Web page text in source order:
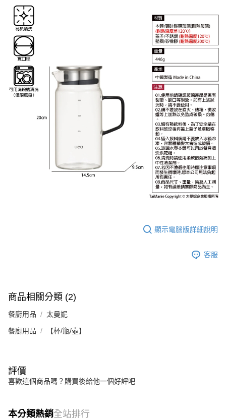
顯示電腦版詳細說明
客服
商品相關分類 (2)
餐廚用品 太曼妮
餐廚用品 【杯/瓶/壺】
評價
喜歡這個商品嗎？購買後給他一個好評吧
本分類熱銷全站排行